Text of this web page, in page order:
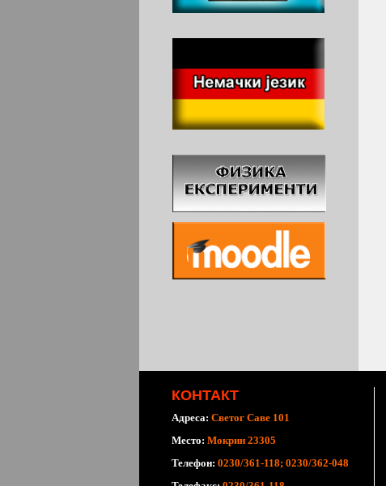
КОНТАКТ
Адреса: Светог Саве 101
Место: Мокрин 23305
Телефон: 0230/361-118; 0230/362-048